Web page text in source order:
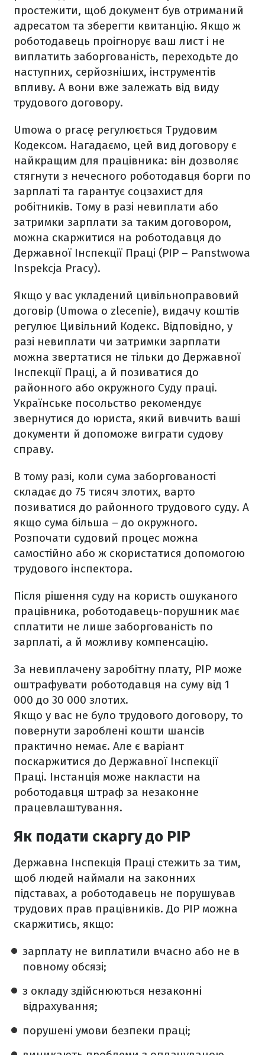
простежити, щоб документ був отриманий
адресатом та зберегти квитанцію. Якщо ж
роботодавець проігнорує ваш лист і не
виплатить заборгованість, переходьте до
наступних, серйозніших, інструментів
впливу. А вони вже залежать від виду
трудового договору.
Umowa o pracę регулюється Трудовим
Кодексом. Нагадаємо, цей вид договору є
найкращим для працівника: він дозволяє
стягнути з нечесного роботодавця борги по
зарплаті та гарантує соцзахист для
робітників. Тому в разі невиплати або
затримки зарплати за таким договором,
можна скаржитися на роботодавця до
Державної Інспекції Праці (PIP – Panstwowa
Inspekcja Pracy).
Якщо у вас укладений цивільноправовий
договір (Umowa o zlecenie), видачу коштів
регулює Цивільний Кодекс. Відповідно, у
разі невиплати чи затримки зарплати
можна звертатися не тільки до Державної
Інспекції Праці, а й позиватися до
районного або окружного Суду праці.
Українське посольство рекомендує
звернутися до юриста, який вивчить ваші
документи й допоможе виграти судову
справу.
В тому разі, коли сума заборгованості
складає до 75 тисяч злотих, варто
позиватися до районного трудового суду. А
якщо сума більша – до окружного.
Розпочати судовий процес можна
самостійно або ж скористатися допомогою
трудового інспектора.
Після рішення суду на користь ошуканого
працівника, роботодавець-порушник має
сплатити не лише заборгованість по
зарплаті, а й можливу компенсацію.
За невиплачену заробітну плату, PIP може
оштрафувати роботодавця на суму від 1
000 до 30 000 злотих.
Якщо у вас не було трудового договору, то
повернути зароблені кошти шансів
практично немає. Але є варіант
поскаржитися до Державної Інспекції
Праці. Інстанція може накласти на
роботодавця штраф за незаконне
працевлаштування.
Як подати скаргу до PIP
Державна Інспекція Праці стежить за тим,
щоб людей наймали на законних
підставах, а роботодавець не порушував
трудових прав працівників. До PIP можна
скаржитись, якщо:
зарплату не виплатили вчасно або не в
повному обсязі;
з окладу здійснюються незаконні
відрахування;
порушені умови безпеки праці;